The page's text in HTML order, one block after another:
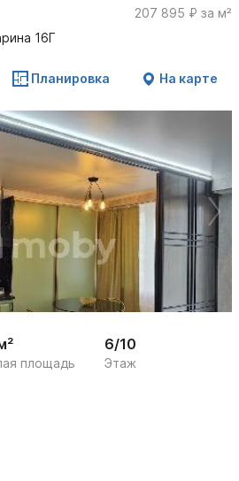
207 895 ₽ за м²
16Г
Планировка На карте
20
площадь
6/10
Этаж